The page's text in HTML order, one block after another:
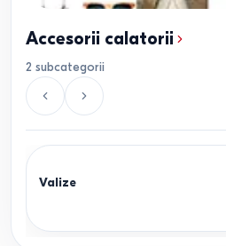
Accesorii calatorii
2 subcategorii
Valize